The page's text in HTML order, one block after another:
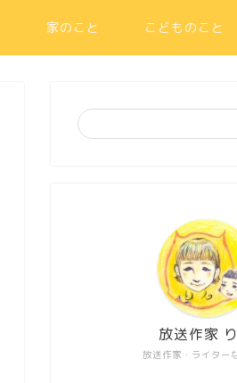
家のこと こどものこと
放送作家・ライター
放送作家